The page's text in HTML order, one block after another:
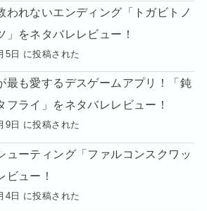
われないエンディング「トガビトノ
」をネタバレレビュー！
5日 に投稿された
最も愛するデスゲームアプリ！「鈍
フライ」をネタバレレビュー！
9日 に投稿された
ューティング「ファルコンスクワッ
ビュー！
4日 に投稿された